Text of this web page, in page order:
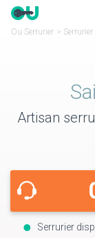
Ou Serrurier >
Artisan
Serrurier